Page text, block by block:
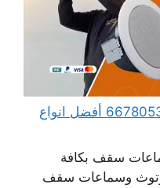
فني سماعات سقف بلوتوث 66780530 أفضل انواع
سقف بكافة
وسماعات سقف